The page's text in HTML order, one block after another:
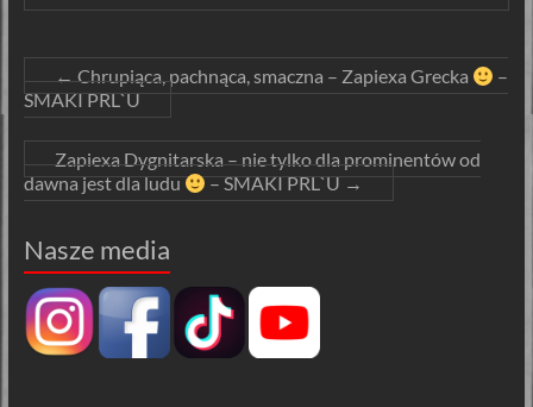
←Chrupiąca, pachnąca, smaczna – Zapiexa Grecka
–
SMAKI PRL`U
Zapiexa Dygnitarska – nie tylko dla prominentów od
dawna jest dla ludu
– SMAKI PRL`U→
Nasze media